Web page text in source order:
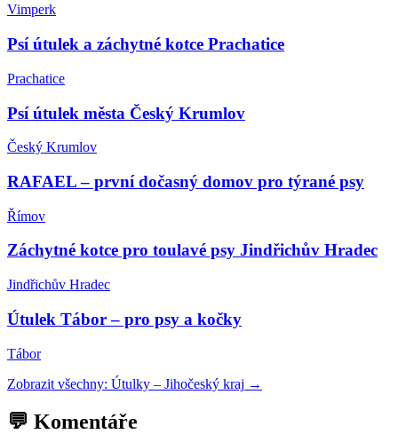
Vimperk
Psí útulek a záchytné kotce Prachatice
Prachatice
Psí útulek města Český Krumlov
Český Krumlov
RAFAEL – první dočasný domov pro týrané psy
Římov
Záchytné kotce pro toulavé psy Jindřichův Hradec
Jindřichův Hradec
Útulek Tábor – pro psy a kočky
Tábor
Zobrazit všechny: Útulky – Jihočeský kraj →
💬 Komentáře